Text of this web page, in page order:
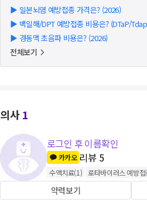
▶ 일본뇌염 예방접종 가격은? (2026)
▶ 백일해/DPT 예방접종 비용은? (DTaP/
▶ 경동맥 초음파 비용은? (2026)
전체보기
의사1
로그인 후 이름확인
카카오 리뷰 5
수액치료(1) 로타바이러스 예방접
약력보기